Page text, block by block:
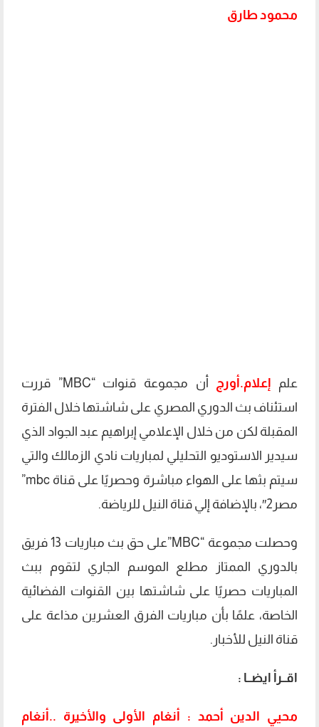
محمود طارق
علم إعلام.أورج
أن مجموعة قنوات “MBC” قررت
استئناف بث الدوري المصري على شاشتها خلال الفترة
المقبلة لكن من خلال الإعلامي إبراهيم عبد الجواد الذي
سيدير الاستوديو التحليلي لمباريات نادي الزمالك والتي
سيتم بثها على الهواء مباشرة وحصريًا على قناة mbc”
مصر2″، بالإضافة إلي قناة النيل للرياضة.
وحصلت مجموعة “MBC”على حق بث مباريات 13 فريق
بالدوري الممتاز مطلع الموسم الجاري لتقوم ببث
المباريات حصريًا على شاشتها بين القنوات الفضائية
الخاصة، علمًا بأن مباريات الفرق العشرين مذاعة على
قناة النيل للأخبار.
اقــرأ ايضــا :
محيي الدين أحمد : أنغام الأولى والأخيرة ..أنغام